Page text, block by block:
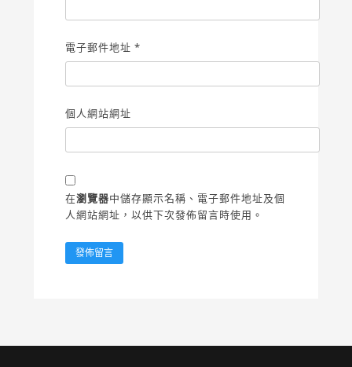
電子郵件地址 *
個人網站網址
在瀏覽器中儲存顯示名稱、電子郵件地址及個
人網站網址，以供下次發佈留言時使用。